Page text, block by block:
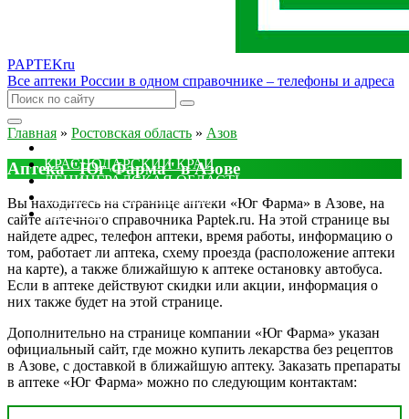
PAPTEKru
Все аптеки России в одном справочнике – телефоны и адреса
КРАСНОДАРСКИЙ КРАЙ
ЛЕНИНГРАДСКАЯ ОБЛАСТЬ
ДРУГИЕ
Главная » Ростовская область » Азов
Аптека "Юг Фарма" в Азове
Вы находитесь на странице аптеки «Юг Фарма» в Азове, на
сайте аптечного справочника Paptek.ru. На этой странице вы
найдете адрес, телефон аптеки, время работы, информацию о
том, работает ли аптека, схему проезда (расположение аптеки
на карте), а также ближайшую к аптеке остановку автобуса.
Если в аптеке действуют скидки или акции, информация о
них также будет на этой странице.
Дополнительно на странице компании «Юг Фарма» указан
официальный сайт, где можно купить лекарства без рецептов
в Азове, с доставкой в ближайшую аптеку. Заказать препараты
в аптеке «Юг Фарма» можно по следующим контактам: